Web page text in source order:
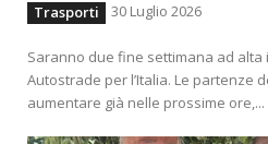
Trasporti 30 Luglio 2026
Saranno due fine settimana ad
Autostrade per l’Italia. Le partenze
aumentare già nelle prossime ore,...